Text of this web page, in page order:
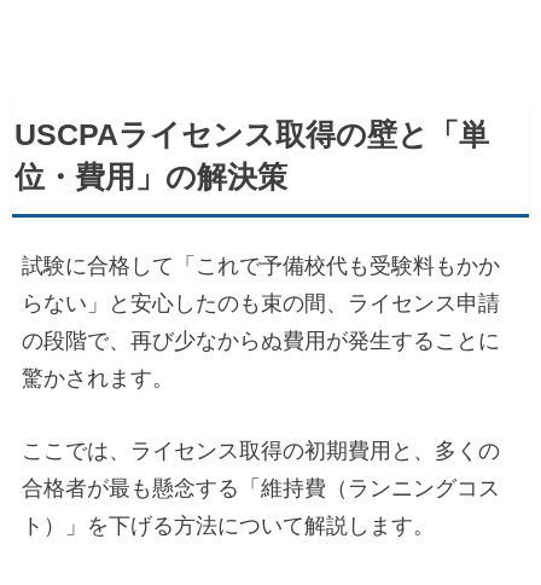
USCPAライセンス取得の壁と「単
位・費用」の解決策
試験に合格して「これで予備校代も受験料もかか
らない」と安心したのも束の間、ライセンス申請
の段階で、再び少なからぬ費用が発生することに
驚かされます。
ここでは、ライセンス取得の初期費用と、多くの
合格者が最も懸念する「維持費（ランニングコス
ト）」を下げる方法について解説します。